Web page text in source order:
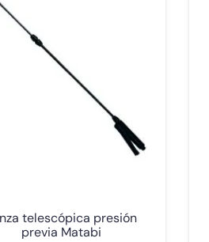
telescópica presión
previa Matabi